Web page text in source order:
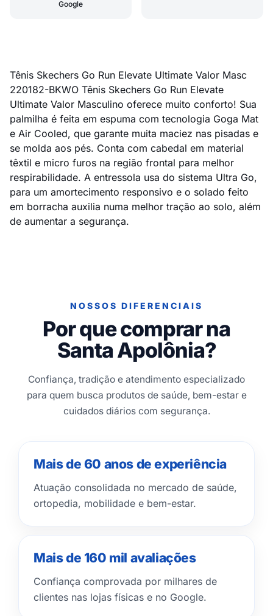
Google
Tênis Skechers Go Run Elevate Ultimate Valor Masc
220182-BKWO Tênis Skechers Go Run Elevate
Ultimate Valor Masculino oferece muito conforto! Sua
palmilha é feita em espuma com tecnologia Goga Mat
e Air Cooled, que garante muita maciez nas pisadas e
se molda aos pés. Conta com cabedal em material
têxtil e micro furos na região frontal para melhor
respirabilidade. A entressola usa do sistema Ultra Go,
para um amortecimento responsivo e o solado feito
em borracha auxilia numa melhor tração ao solo, além
de aumentar a segurança.
NOSSOS DIFERENCIAIS
Por que comprar na
Santa Apolônia?
Confiança, tradição e atendimento especializado
para quem busca produtos de saúde, bem-estar e
cuidados diários com segurança.
Mais de 60 anos de experiência
Atuação consolidada no mercado de saúde,
ortopedia, mobilidade e bem-estar.
Mais de 160 mil avaliações
Confiança comprovada por milhares de
clientes nas lojas físicas e no Google.